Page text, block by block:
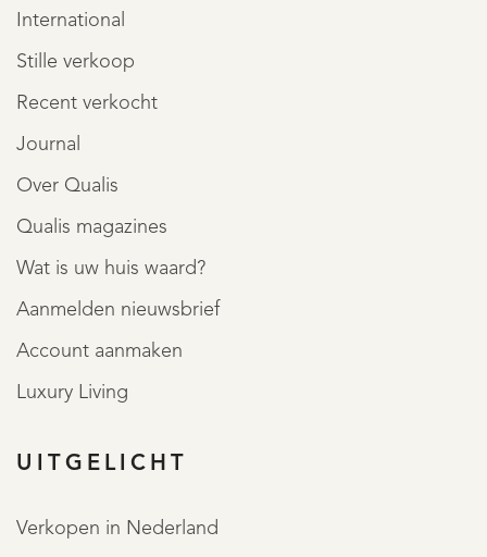
International
Stille verkoop
Recent verkocht
Journal
Over Qualis
Qualis magazines
Wat is uw huis waard?
Aanmelden nieuwsbrief
Account aanmaken
Luxury Living
UITGELICHT
Verkopen in Nederland